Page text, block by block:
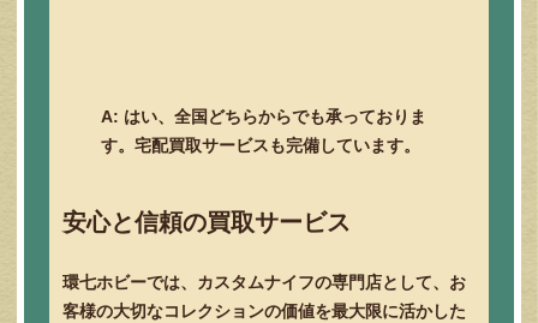
A: はい、全国どちらからでも承っておりま
す。宅配買取サービスも完備しています。
安心と信頼の買取サービス
環七ホビーでは、カスタムナイフの専門店として、お
客様の大切なコレクションの価値を最大限に活かした